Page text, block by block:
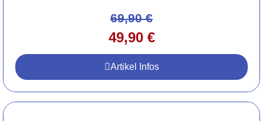
69,90€
49,90 €
Artikel Infos